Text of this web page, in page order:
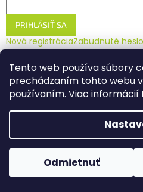
Tento web používa súbory
prechádzaním tohto webu
používaním. Viac informácií
Odmietnuť
PRIHLÁSIŤ SA
Nová registráciaZabudnuté heslo
Vytvoril
Najkrmiva.sk